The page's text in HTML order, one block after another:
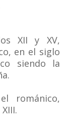
XII y XV,
en el siglo
siendo la
románico,